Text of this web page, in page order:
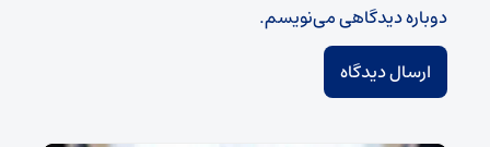
دوباره دیدگاهی می‌نویسم.